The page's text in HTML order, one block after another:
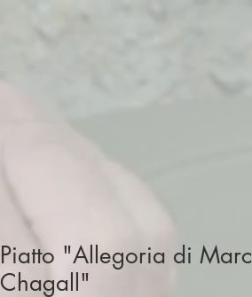
Piatto "Allegoria di Marc
Chagall"